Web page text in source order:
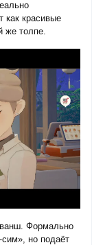
как красивые
же толпе.
Формально
но подаёт